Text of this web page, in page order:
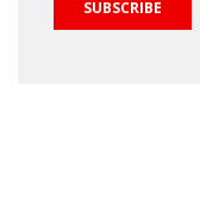
SUBSCRIBE